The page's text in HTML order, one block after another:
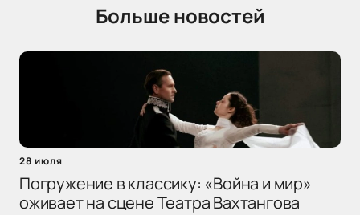
Больше новостей
28 июля
Погружение в классику: «Война и мир»
оживает на сцене Театра Вахтангова